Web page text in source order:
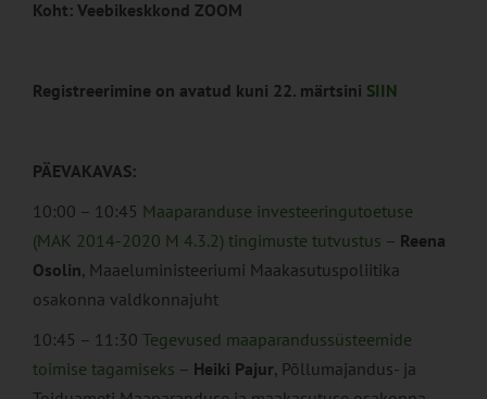
Koht: Veebikeskkond ZOOM
Registreerimine on avatud kuni 22. märtsini SIIN
PÄEVAKAVAS:
10:00 – 10:45 Maaparanduse investeeringutoetuse
(MAK 2014-2020 M 4.3.2) tingimuste tutvustus – Reena
Osolin, Maaeluministeeriumi Maakasutuspoliitika
osakonna valdkonnajuht
10:45 – 11:30 Tegevused maaparandussüsteemide
toimise tagamiseks – Heiki Pajur, Põllumajandus- ja